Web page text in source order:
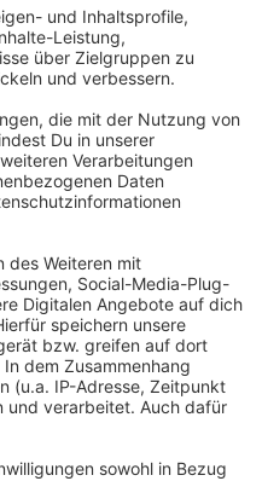
zu, um dieses
Consent
Wald? Elsa und
Sven wollen Elsa
es in sich.